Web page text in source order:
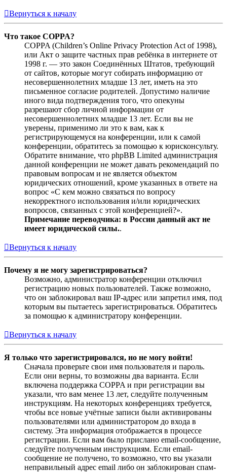
Вернуться к началу
Что такое COPPA?
COPPA (Children’s Online Privacy Protection Act of 1998),
или Акт о защите частных прав ребёнка в интернете от
1998 г. — это закон Соединённых Штатов, требующий
от сайтов, которые могут собирать информацию от
несовершеннолетних младше 13 лет, иметь на это
письменное согласие родителей. Допустимо наличие
иного вида подтверждения того, что опекуны
разрешают сбор личной информации от
несовершеннолетних младше 13 лет. Если вы не
уверены, применимо ли это к вам, как к
регистрирующемуся на конференции, или к самой
конференции, обратитесь за помощью к юрисконсульту.
Обратите внимание, что phpBB Limited администрация
данной конференции не может давать рекомендаций по
правовым вопросам и не является объектом
юридических отношений, кроме указанных в ответе на
вопрос «С кем можно связаться по вопросу
некорректного использования и/или юридических
вопросов, связанных с этой конференцией?».
Примечание переводчика: в России данный акт не
имеет юридической силы..
Вернуться к началу
Почему я не могу зарегистрироваться?
Возможно, администратор конференции отключил
регистрацию новых пользователей. Также возможно,
что он заблокировал ваш IP-адрес или запретил имя, под
которым вы пытаетесь зарегистрироваться. Обратитесь
за помощью к администратору конференции.
Вернуться к началу
Я только что зарегистрировался, но не могу войти!
Сначала проверьте свои имя пользователя и пароль.
Если они верны, то возможны два варианта. Если
включена поддержка COPPA и при регистрации вы
указали, что вам менее 13 лет, следуйте полученным
инструкциям. На некоторых конференциях требуется,
чтобы все новые учётные записи были активированы
пользователями или администратором до входа в
систему. Эта информация отображается в процессе
регистрации. Если вам было прислано email-сообщение,
следуйте полученным инструкциям. Если email-
сообщение не получено, то возможно, что вы указали
неправильный адрес email либо он заблокирован спам-